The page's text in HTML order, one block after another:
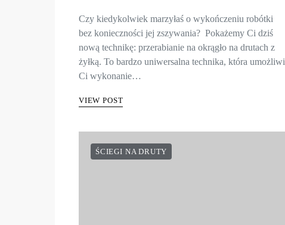
Czy kiedykolwiek marzyłaś o wykończeniu robótki
bez konieczności jej zszywania? Pokażemy Ci dziś
nową technikę: przerabianie na okrągło na drutach z
żyłką. To bardzo uniwersalna technika, która umożliwi
Ci wykonanie…
VIEW POST
ŚCIEGI NA DRUTY